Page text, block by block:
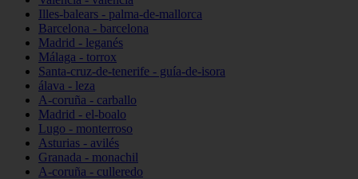
Illes-balears - palma-de-mallorca
Barcelona - barcelona
Madrid - leganés
Málaga - torrox
Santa-cruz-de-tenerife - guía-de-isora
álava - leza
A-coruña - carballo
Madrid - el-boalo
Lugo - monterroso
Asturias - avilés
Granada - monachil
A-coruña - culleredo